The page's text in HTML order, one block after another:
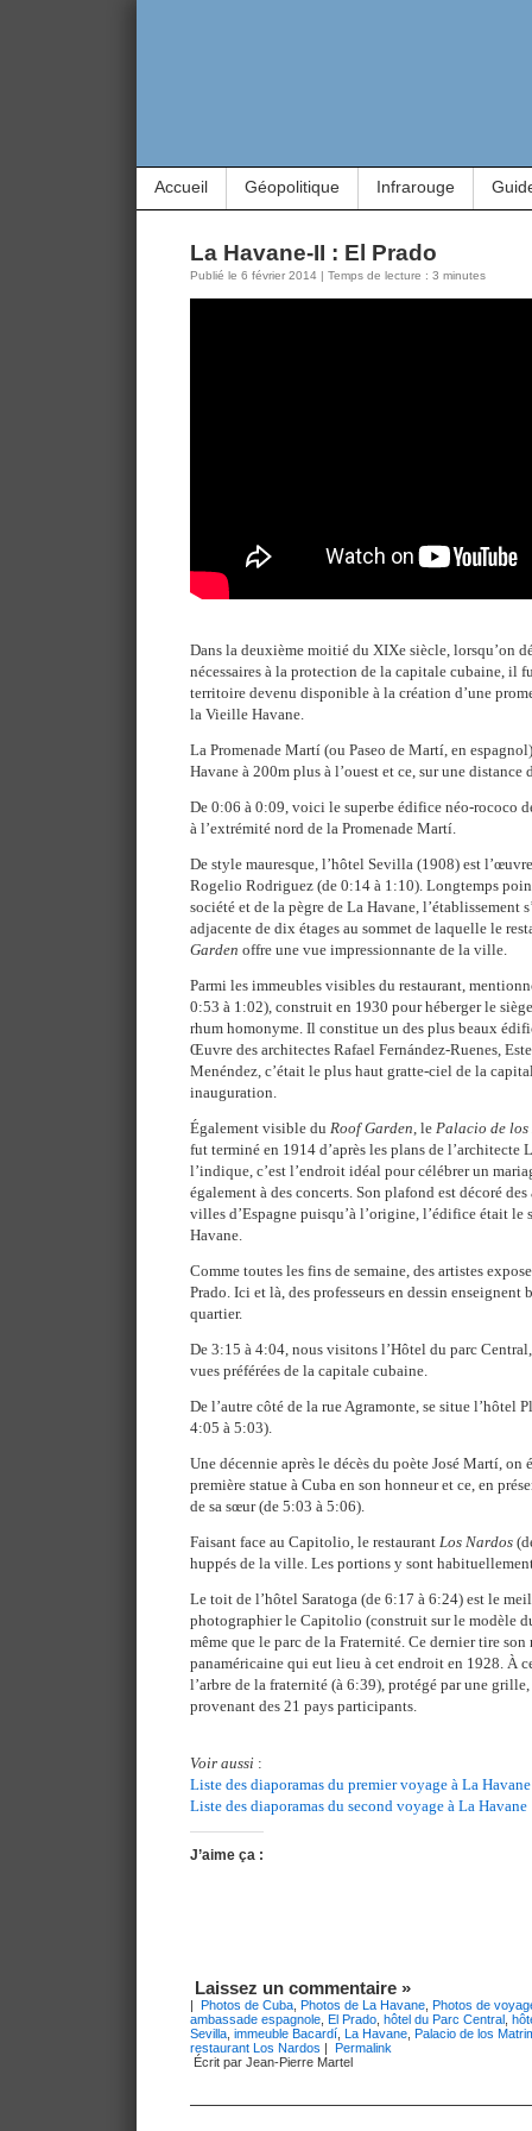
Accueil Géopolitique Infrarouge
La Havane-II : El Prado
Publié le 6 février 2014 | Temps de lecture : 3 minutes
Dans la deuxième moitié du XIXe siècle, lorsqu’on
nécessaires à la protection de la capitale cubaine, il
territoire devenu disponible à la création d’une
la Vieille Havane.
La Promenade Martí (ou Paseo de Martí, en
Havane à 200m plus à l’ouest et ce, sur une distance
De 0:06 à 0:09, voici le superbe édifice néo-rococo
à l’extrémité nord de la Promenade Martí.
De style mauresque, l’hôtel Sevilla (1908) est
Rogelio Rodriguez (de 0:14 à 1:10). Longtemps
société et de la pègre de La Havane, l’établissement
adjacente de dix étages au sommet de laquelle le
Garden offre une vue impressionnante de la ville.
Parmi les immeubles visibles du restaurant,
0:53 à 1:02), construit en 1930 pour héberger le
rhum homonyme. Il constitue un des plus beaux
Œuvre des architectes Rafael Fernández-Ruenes,
Menéndez, c’était le plus haut gratte-ciel de la
inauguration.
Également visible du Roof Garden, le Palacio de
fut terminé en 1914 d’après les plans de l’architecte
l’indique, c’est l’endroit idéal pour célébrer un
également à des concerts. Son plafond est décoré
villes d’Espagne puisqu’à l’origine, l’édifice était le
Havane.
Comme toutes les fins de semaine, des artistes
Prado. Ici et là, des professeurs en dessin
quartier.
De 3:15 à 4:04, nous visitons l’Hôtel du parc
vues préférées de la capitale cubaine.
De l’autre côté de la rue Agramonte, se situe l’hôtel
4:05 à 5:03).
Une décennie après le décès du poète José Martí, on
première statue à Cuba en son honneur et ce, en
de sa sœur (de 5:03 à 5:06).
Faisant face au Capitolio, le restaurant Los Nardos
huppés de la ville. Les portions y sont
Le toit de l’hôtel Saratoga (de 6:17 à 6:24) est le
photographier le Capitolio (construit sur le modèle
même que le parc de la Fraternité. Ce dernier tire
panaméricaine qui eut lieu à cet endroit en 1928. À
l’arbre de la fraternité (à 6:39), protégé par une
provenant des 21 pays participants.
Voir aussi :
Liste des diaporamas du premier voyage à La Havane
Liste des diaporamas du second voyage à La Havane
J’aime ça :
Laissez un commentaire »
| Photos de Cuba Photos de La Havane Photos de
ambassade espagnole El Prado hôtel du Parc Central
Sevilla immeuble Bacardí La Havane Palacio de los
restaurant Los Nardos | Permalink
Écrit par Jean-Pierre Martel